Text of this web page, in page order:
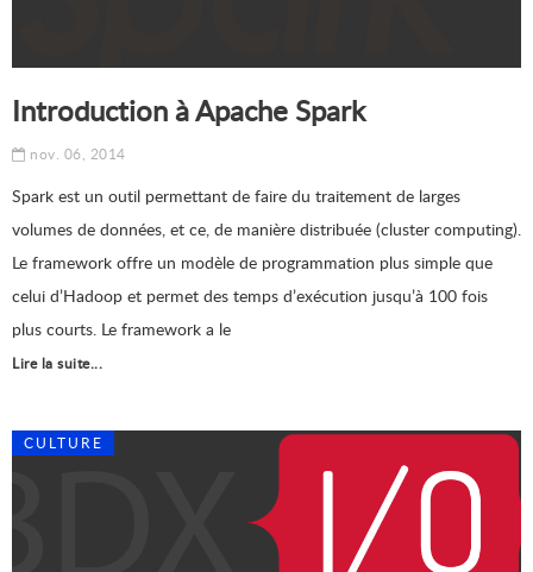
Introduction à Apache Spark
nov. 06, 2014
Spark est un outil permettant de faire du traitement de larges
volumes de données, et ce, de manière distribuée (cluster computing).
Le framework offre un modèle de programmation plus simple que
celui d’Hadoop et permet des temps d’exécution jusqu’à 100 fois
plus courts. Le framework a le
Lire la suite...
CULTURE